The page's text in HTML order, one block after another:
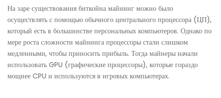
На заре существования биткойна майнинг можно было
осуществлять с помощью обычного центрального процессора (ЦП),
который есть в большинстве персональных компьютеров. Однако по
мере роста сложности майнинга процессоры стали слишком
медленными, чтобы приносить прибыль. Тогда майнеры начали
использовать GPU (графические процессоры), которые гораздо
мощнее CPU и используются в игровых компьютерах.